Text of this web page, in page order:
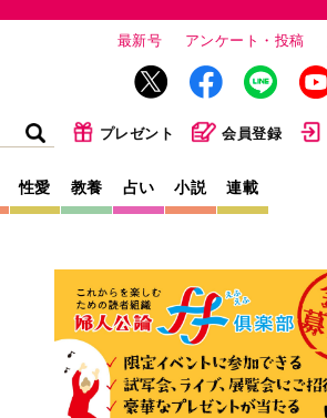
最新号 アンケート・投稿
プレゼント 会員登録
性愛 教養 占い 小説 連載